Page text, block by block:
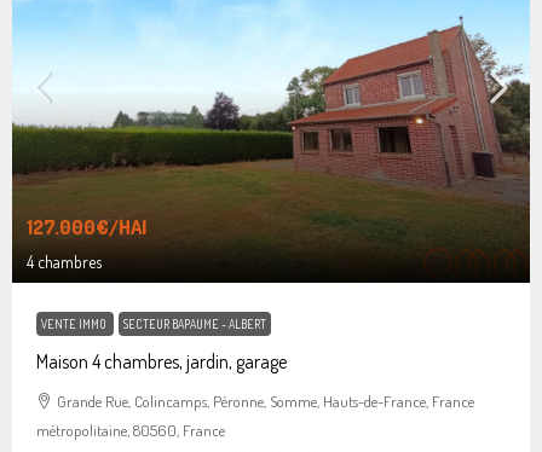
127.000€/HAI
4 chambres
VENTE IMMO SECTEUR BAPAUME - ALBERT
Maison 4 chambres, jardin, garage
Grande Rue, Colincamps, Péronne, Somme, Hauts-de-France, France
métropolitaine, 80560, France